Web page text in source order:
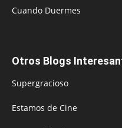
Cuando Duermes
Otros Blogs
Supergracioso
Estamos de Cine